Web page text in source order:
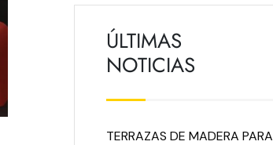
ÚLTIMAS
NOTICIAS
TERRAZAS DE MADERA PARA